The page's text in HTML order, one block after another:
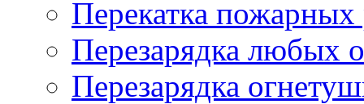
Перекатка пожарных
Перезарядка любых
Перезарядка